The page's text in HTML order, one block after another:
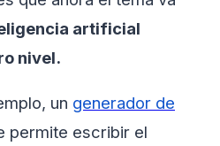
artificial
nivel.
un generador de
permite escribir el